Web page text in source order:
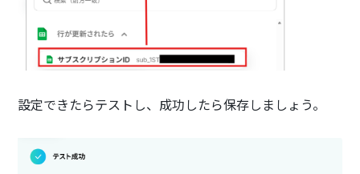
設定できたらテストし、成功したら保存しましょう。